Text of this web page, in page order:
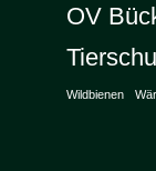
OV
Wildbienen